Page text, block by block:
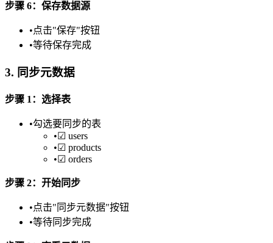
步骤 6：保存数据源
•点击"保存"按钮
•等待保存完成
3. 同步元数据
步骤 1：选择表
•勾选要同步的表
•☑ users
•☑ products
•☑ orders
步骤 2：开始同步
•点击"同步元数据"按钮
•等待同步完成